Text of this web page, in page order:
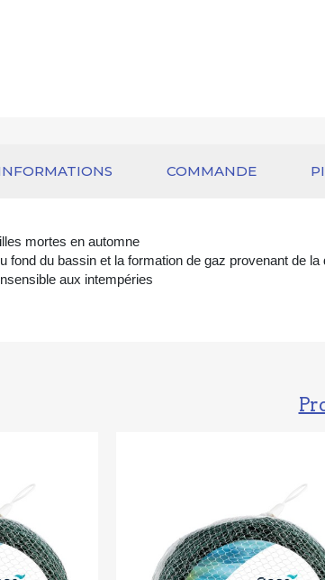
COMMANDE
mortes en automne
fond du bassin et la formation de gaz provenant de
aux intempéries